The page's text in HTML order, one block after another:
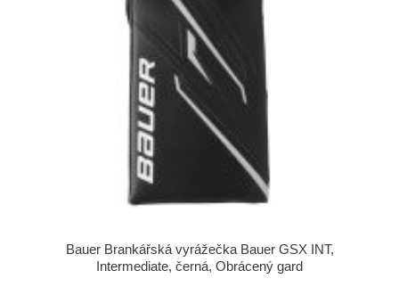
Bauer Brankářská vyrážečka Bauer GSX INT,
Intermediate, černá, Obrácený gard